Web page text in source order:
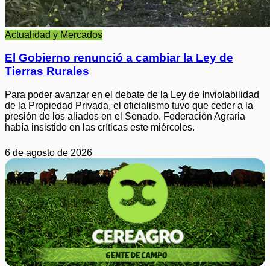
Actualidad y Mercados
El Gobierno renunció a cambiar la Ley de
Tierras Rurales
Para poder avanzar en el debate de la Ley de Inviolabilidad
de la Propiedad Privada, el oficialismo tuvo que ceder a la
presión de los aliados en el Senado. Federación Agraria
había insistido en las críticas este miércoles.
6 de agosto de 2026